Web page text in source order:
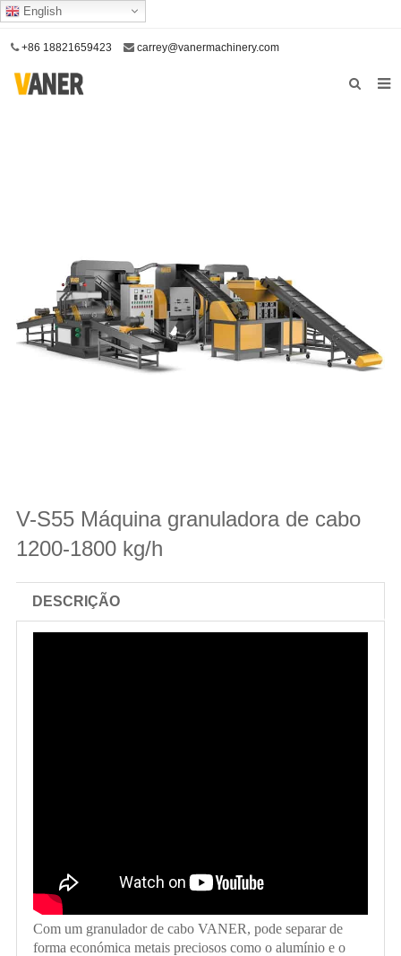
English
+86 18821659423 carrey@vanermachinery.com
Contate-nos
V-S55 Máquina granuladora de cabo
1200-1800 kg/h
DESCRIÇÃO
Com um granulador de cabo VANER, pode separar de
forma económica metais preciosos como o alumínio e o